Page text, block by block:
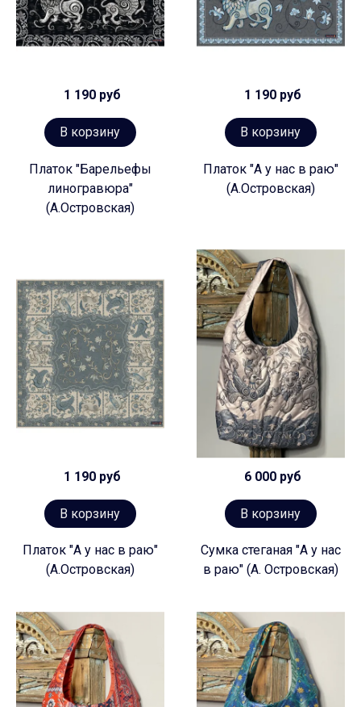
1 190 руб
В корзину
Платок "Барельефы
линогравюра"
(А.Островская)
1 190 руб
В корзину
Платок "А у нас в раю"
(А.Островская)
1 190 руб
В корзину
Платок "А у нас в раю"
(А.Островская)
6 000 руб
В корзину
Сумка стеганая "А у нас
в раю" (А. Островская)